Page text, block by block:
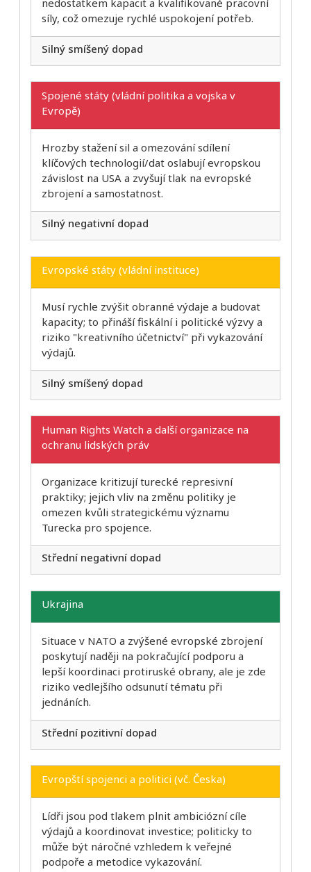
nedostatkem kapacit a kvalifikované pracovní
síly, což omezuje rychlé uspokojení potřeb.
Silný smíšený dopad
Spojené státy (vládní politika a vojska v
Evropě)
Hrozby stažení sil a omezování sdílení
klíčových technologií/dat oslabují evropskou
závislost na USA a zvyšují tlak na evropské
zbrojení a samostatnost.
Silný negativní dopad
Evropské státy (vládní instituce)
Musí rychle zvýšit obranné výdaje a budovat
kapacity; to přináší fiskální i politické výzvy a
riziko "kreativního účetnictví" při vykazování
výdajů.
Silný smíšený dopad
Human Rights Watch a další organizace na
ochranu lidských práv
Organizace kritizují turecké represivní
praktiky; jejich vliv na změnu politiky je
omezen kvůli strategickému významu
Turecka pro spojence.
Střední negativní dopad
Ukrajina
Situace v NATO a zvýšené evropské zbrojení
poskytují naději na pokračující podporu a
lepší koordinaci protiruské obrany, ale je zde
riziko vedlejšího odsunutí tématu při
jednáních.
Střední pozitivní dopad
Evropští spojenci a politici (vč. Česka)
Lídři jsou pod tlakem plnit ambiciózní cíle
výdajů a koordinovat investice; politicky to
může být náročné vzhledem k veřejné
podpoře a metodice vykazování.